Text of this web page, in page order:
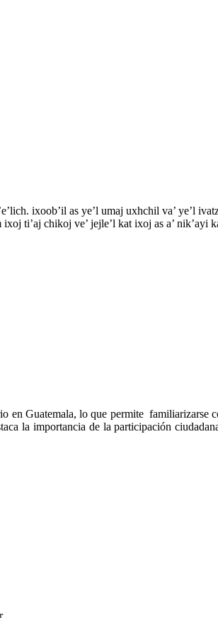
ixoob’il as ye’l umaj uxhchil va’ ye’l
ti’aj chikoj ve’ jejle’l kat ixoj as a’ nik’ayi
en Guatemala, lo que permite
la importancia de la participación